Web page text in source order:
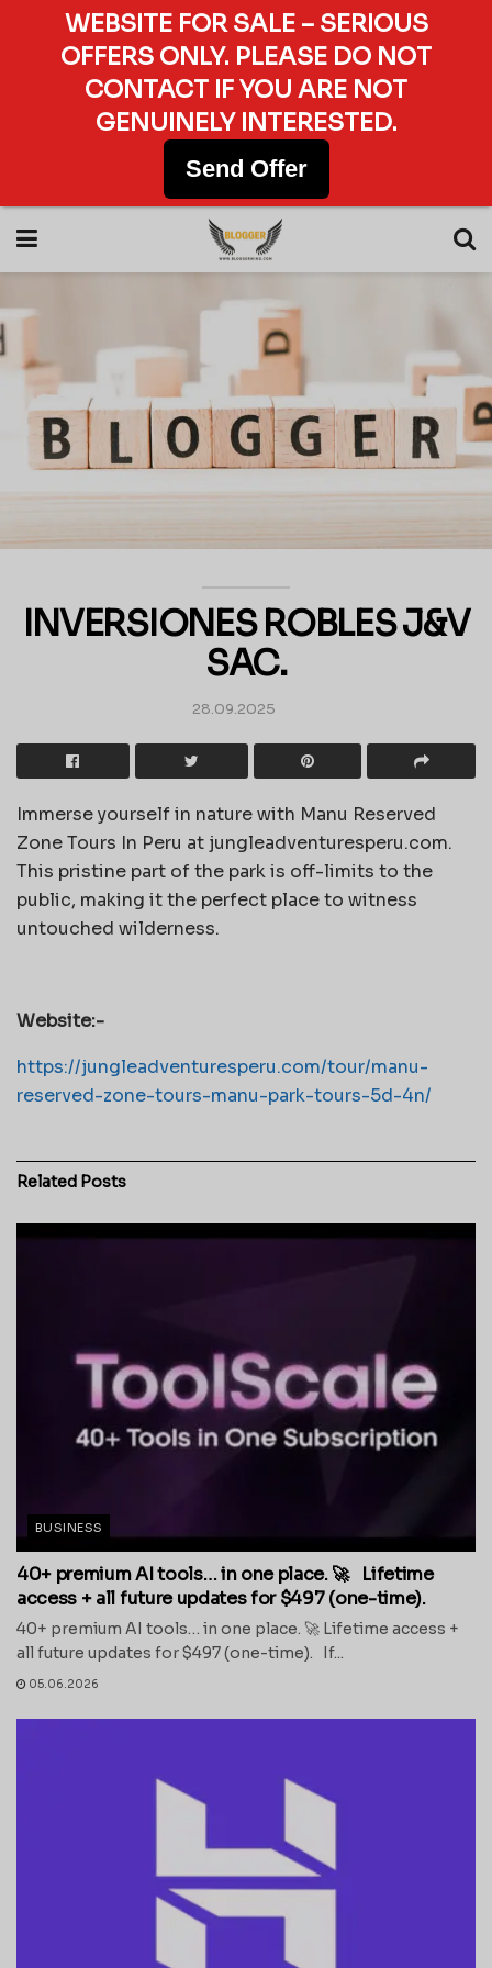
INVERSIONES ROBLES J&V
SAC.
28.09.2025
Immerse yourself in nature with Manu Reserved
Zone Tours In Peru at jungleadventuresperu.com.
This pristine part of the park is off-limits to the
public, making it the perfect place to witness
untouched wilderness.
Website:-
https://jungleadventuresperu.com/tour/manu-
reserved-zone-tours-manu-park-tours-5d-4n/
Related Posts
BUSINESS
40+ premium AI tools… in one place. 🚀 Lifetime
access + all future updates for $497 (one-time).
40+ premium AI tools… in one place. 🚀 Lifetime access +
all future updates for $497 (one-time). If...
05.06.2026
WEBSITE FOR SALE – SERIOUS
OFFERS ONLY. PLEASE DO NOT
CONTACT IF YOU ARE NOT
GENUINELY INTERESTED.
Send Offer